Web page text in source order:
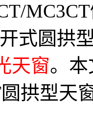
式圆拱
天窗。本
拱型天